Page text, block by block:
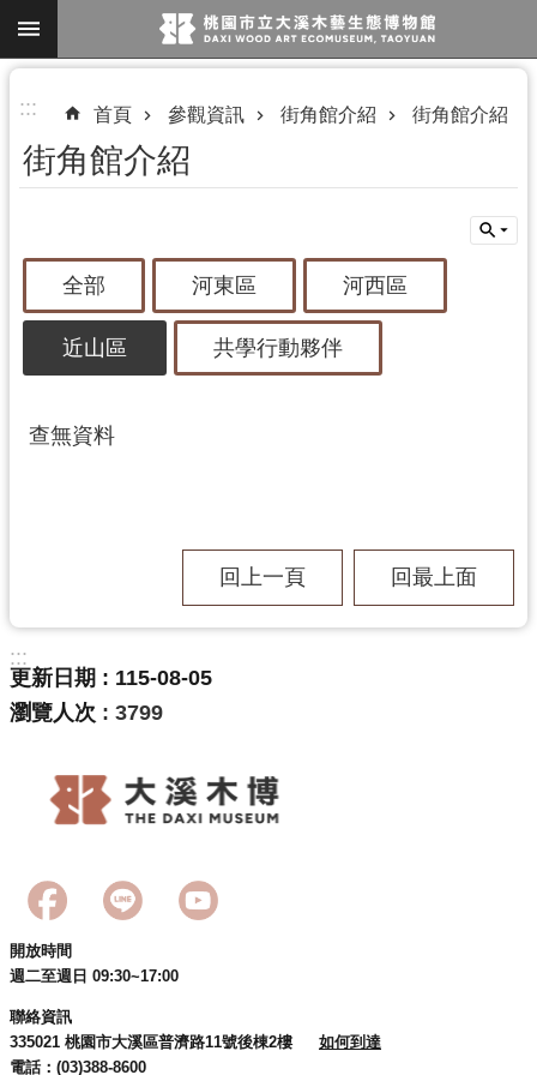
跳到主要內容區塊
階
搜
尋
參
資
展
活
動
源
認
識
木
博
::: 首頁 參觀資訊 街角館介紹 街角館介紹
街角館介紹
全部 河東區 河西區
近山區 共學行動夥伴
查無資料
回上一頁 回最上面
:::
更新日期
115-08-05
瀏覽人次
3799
開放時間
週二至週日 09:30~17:00
聯絡資訊
335021 桃園市大溪區普濟路11號後棟2樓
如何到達
電話：(03)388-8600